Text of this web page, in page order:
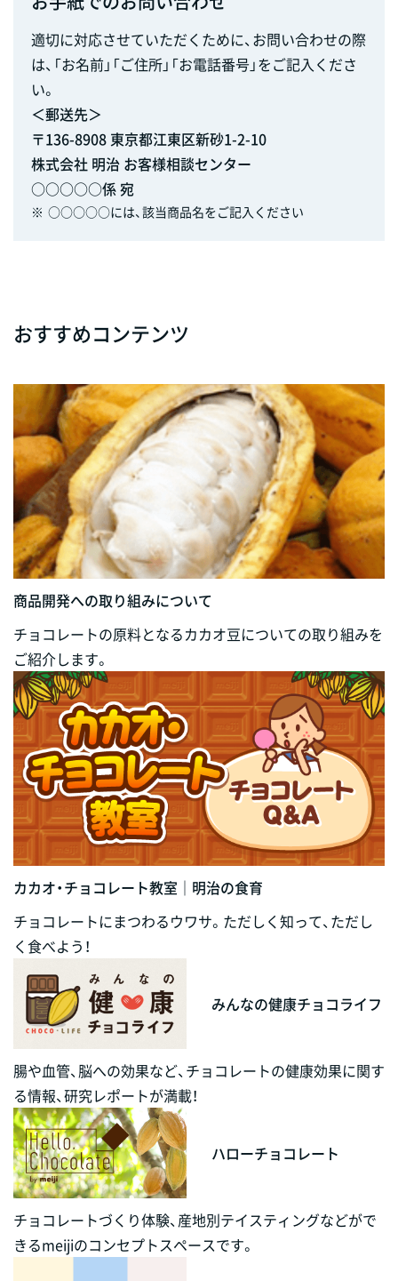
適切に対応させていただくために、お問い合わせの際
は、「お名前」「ご住所」「お電話番号」をご記入くださ
い。
＜郵送先＞
〒136-8908 東京都江東区新砂1-2-10
株式会社 明治 お客様相談センター
○○○○○係 宛
※ ○○○○○には、該当商品名をご記入ください
おすすめコンテンツ
商品開発への取り組みについて
チョコレートの原料となるカカオ豆についての取り組みを
ご紹介します。
カカオ・チョコレート教室｜明治の食育
チョコレートにまつわるウワサ。ただしく知って、ただし
く食べよう！
みんなの健康チョコライフ
腸や血管、脳への効果など、チョコレートの健康効果に関す
る情報、研究レポートが満載！
ハローチョコレート
チョコレートづくり体験、産地別テイスティングなどがで
きるmeijiのコンセプトスペースです。